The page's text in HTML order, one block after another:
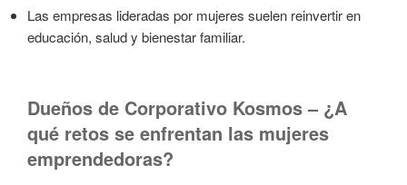
Las empresas lideradas por mujeres suelen reinvertir en
educación, salud y bienestar familiar.
Dueños de Corporativo Kosmos – ¿A
qué retos se enfrentan las mujeres
emprendedoras?